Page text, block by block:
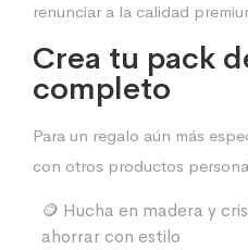
renunciar a la calidad
Crea tu pack
completo
Para un regalo aún más
con otros productos
🪙 Hucha en madera y
ahorrar con estilo